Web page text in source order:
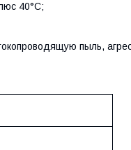
40°С;
пыль,